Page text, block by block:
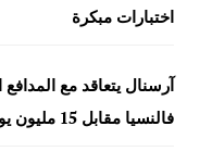
اختبارات مبكرة
آرسنال يتعاقد مع
فالنسيا مقابل 15 مليون يورو